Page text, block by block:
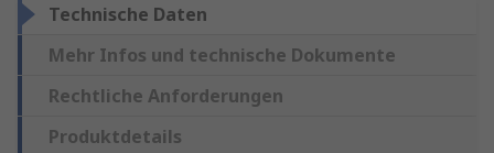
Technische Daten
Mehr Infos und technische Dokumente
Rechtliche Anforderungen
Produktdetails